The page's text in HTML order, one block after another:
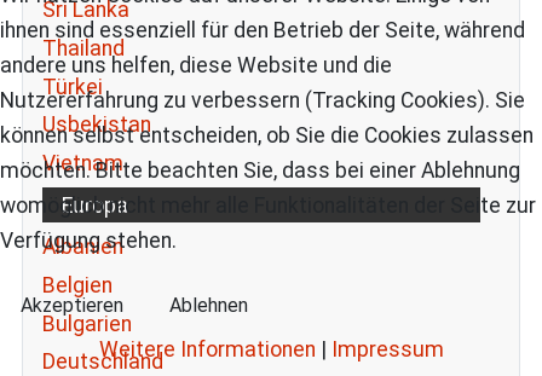
Sri Lanka
Thailand
Türkei
Usbekistan
Vietnam
Europa
Albanien
Belgien
Bulgarien
Deutschland
ihnen sind essenziell für den Betrieb der Seite, während
andere uns helfen, diese Website und die
Nutzererfahrung zu verbessern (Tracking Cookies). Sie
können selbst entscheiden, ob Sie die Cookies zulassen
möchten. Bitte beachten Sie, dass bei einer Ablehnung
womöglich nicht mehr alle Funktionalitäten der Seite zur
Verfügung stehen.
Akzeptieren Ablehnen
Weitere Informationen Impressum